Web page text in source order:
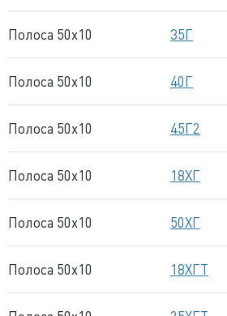
Полоса 50x10 35Г
Полоса 50x10 40Г
Полоса 50x10 45Г2
Полоса 50x10 18ХГ
Полоса 50x10 50ХГ
Полоса 50x10 18ХГТ